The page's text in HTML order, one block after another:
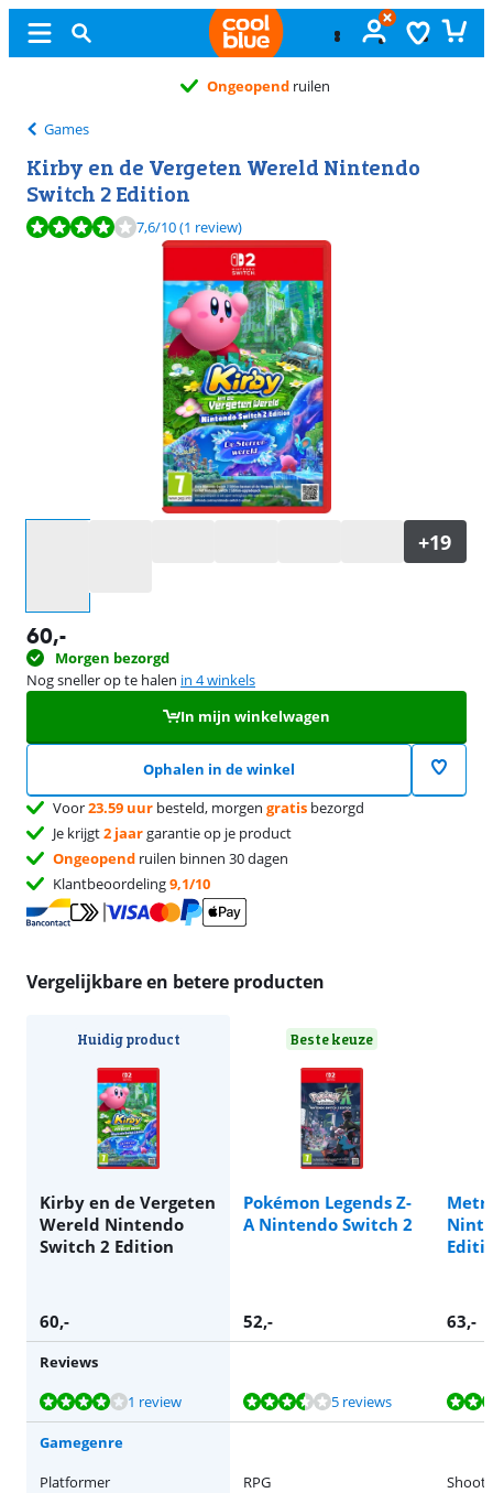
Ongeopend ruilen
Games
Kirby en de Vergeten Wereld Nintendo
Switch 2 Edition
Beoordeling is 7,6 van de 10, gebaseerd op 1 review.
7,6/10(1 review)
60,-
Morgen bezorgd
Nog sneller op te halen in 4 winkels
In mijn winkelwagen
Ophalen in de winkel
Voor23.59 uur besteld, morgen gratis bezorgd
Je krijgt2 jaargarantie op je product
Ongeopend ruilen binnen 30 dagen
Klantbeoordeling9,1/10
Vergelijkbare en betere producten
Huidig product
Kirby en de Vergeten
Wereld Nintendo
Switch 2 Edition
Beste keuze
Pokémon Legends Z-
A Nintendo Switch 2
60,- 52,- 63,-
Reviews
Beoordeling is 7,6 van de 10, gebaseerd op 1 review.
1 review
Beoordeling is 7,3 van de 10, gebaseerd op 5 reviews.5 reviews
Beoordeling is 7,6 van de 10, gebaseerd op 3 reviews.
Beoordeling is 8,7 van de 10, gebaseerd op 9 reviews.
Gamegenre
Platformer
RPG